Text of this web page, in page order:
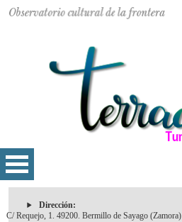
Dirección:
C/ Requejo, 1. 49200. Bermillo de Sayago (Zamora)